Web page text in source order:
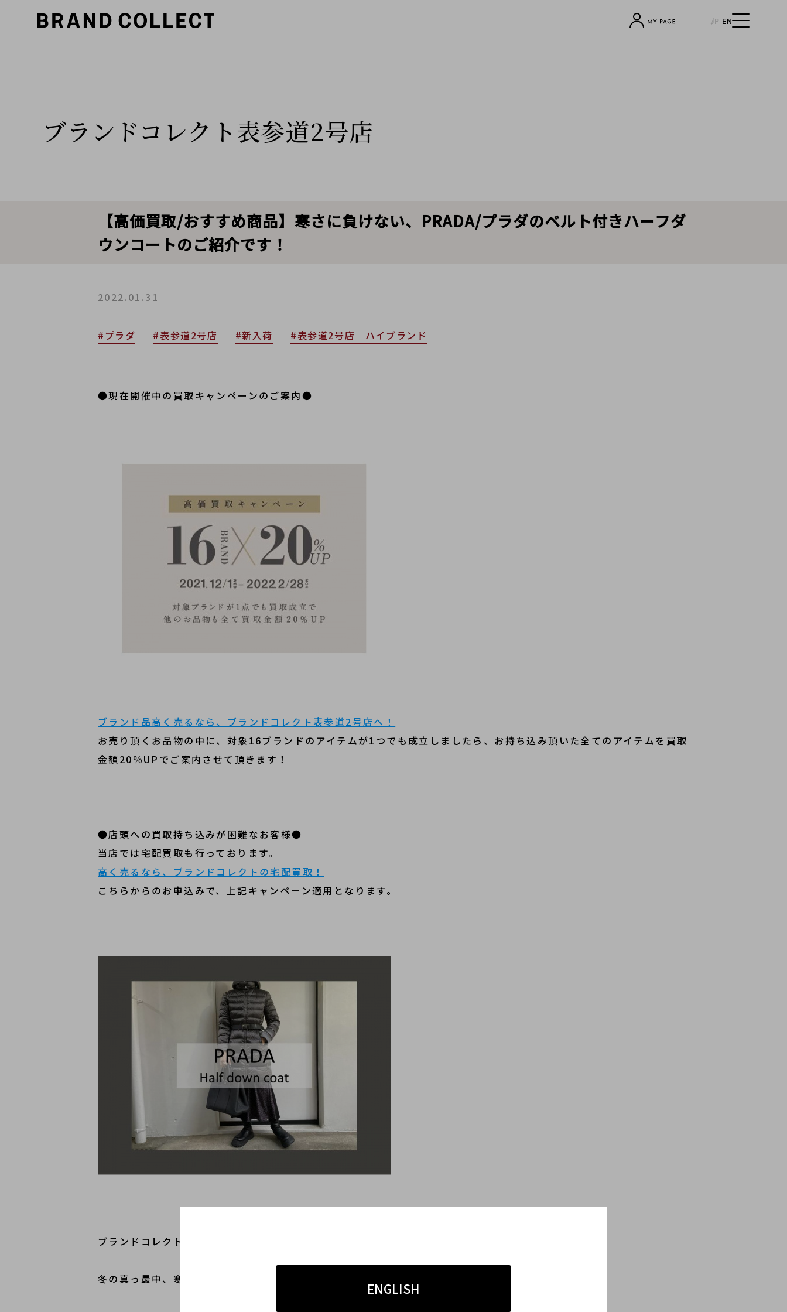
JP EN
ENGLISH
ブランドコレクト表参道2号店
【高価買取/おすすめ商品】寒さに負けない、PRADA/プラダのベルト付きハーフダ
ウンコートのご紹介です！
2022.01.31
#プラダ #表参道2号店 #新入荷 #表参道2号店 ハイブランド
●現在開催中の買取キャンペーンのご案内●
ブランド品高く売るなら、ブランドコレクト表参道2号店へ！
お売り頂くお品物の中に、対象16ブランドのアイテムが1つでも成立しましたら、お持ち込み頂いた全てのアイテムを買取
金額20％UPでご案内させて頂きます！
●店頭への買取持ち込みが困難なお客様●
当店では宅配買取も行っております。
高く売るなら、ブランドコレクトの宅配買取！
こちらからのお申込みで、上記キャンペーン適用となります。
ブランドコレクト表参道2号店のブログをご覧いただきありがとうございます。
冬の真っ最中、寒い日が続きますね。